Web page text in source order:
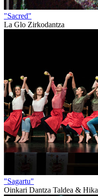
"Sacred"
La Glo Zirkodantza
"Sagartu"
Oinkari Dantza Taldea & Hika